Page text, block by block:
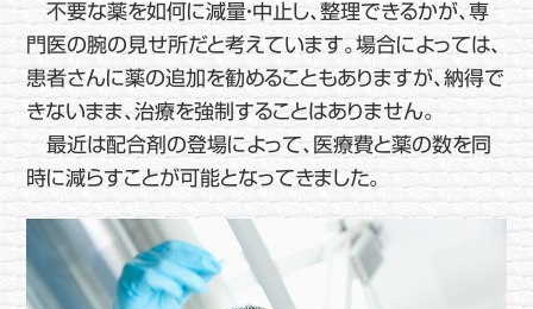
不要な薬を如何に減量・中止し、整理できるかが、専
門医の腕の見せ所だと考えています。場合によっては、
患者さんに薬の追加を勧めることもありますが、納得で
きないまま、治療を強制することはありません。
最近は配合剤の登場によって、医療費と薬の数を同
時に減らすことが可能となってきました。